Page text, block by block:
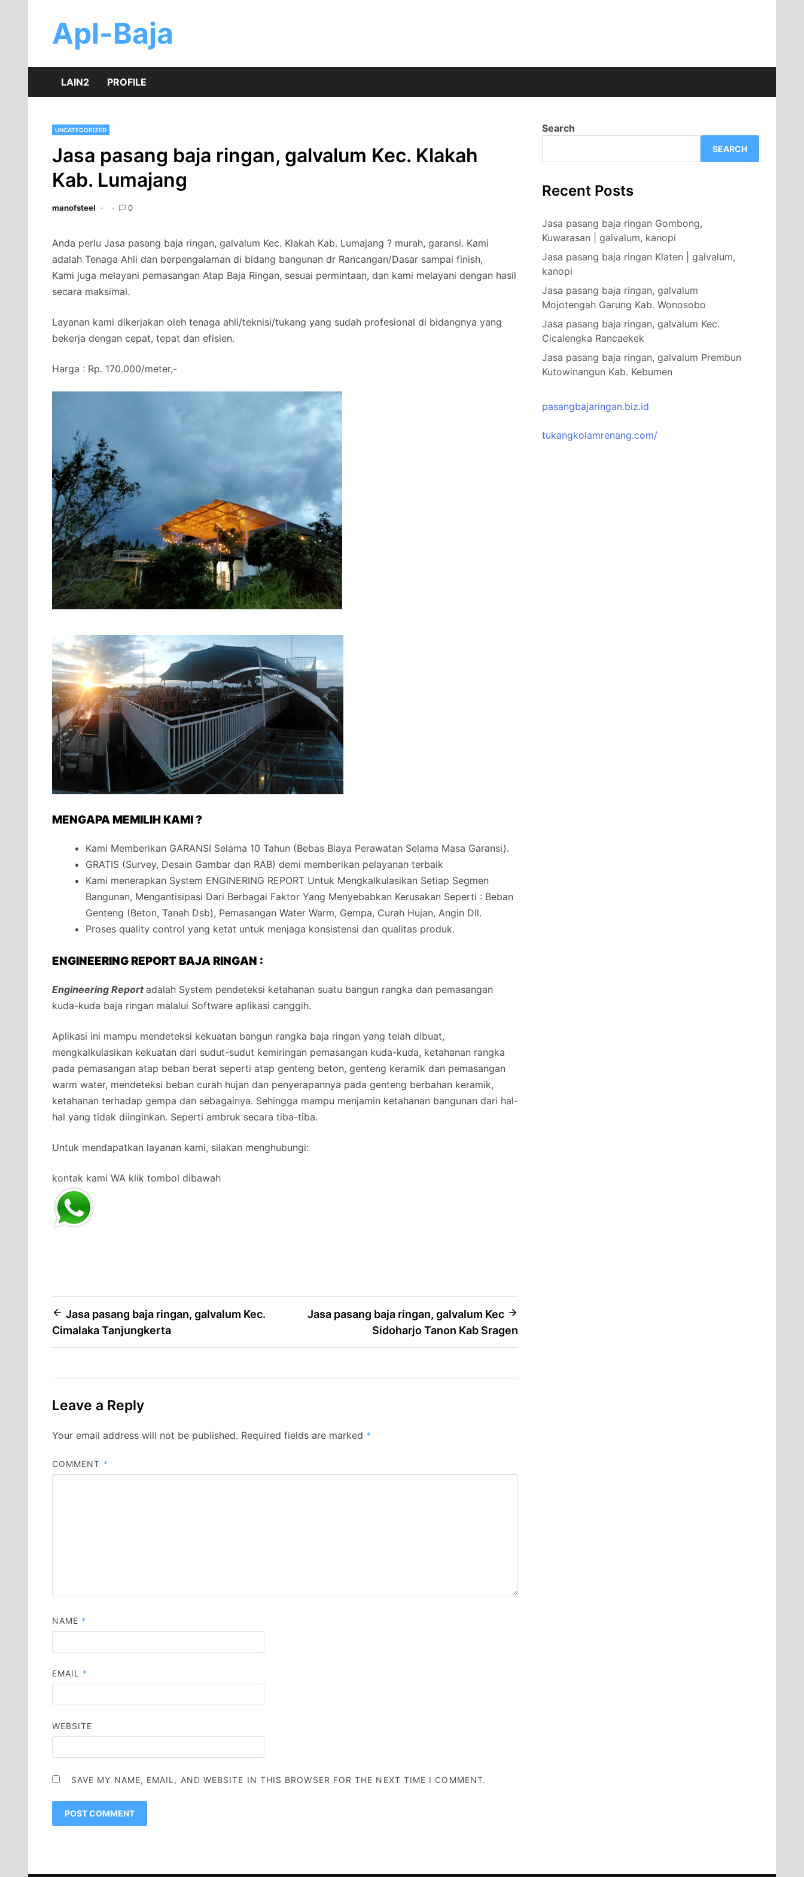
contentApl-Baja
LAIN2 PROFILE
UNCATEGORIZED
Jasa pasang baja ringan, galvalum Kec. Klakah
Kab. Lumajang
manofsteel 0
Anda perlu Jasa pasang baja ringan, galvalum Kec. Klakah Kab. Lumajang ? murah, garansi. Kami
adalah Tenaga Ahli dan berpengalaman di bidang bangunan dr Rancangan/Dasar sampai finish,
Kami juga melayani pemasangan Atap Baja Ringan, sesuai permintaan, dan kami melayani dengan hasil
secara maksimal.
Layanan kami dikerjakan oleh tenaga ahli/teknisi/tukang yang sudah profesional di bidangnya yang
bekerja dengan cepat, tepat dan efisien.
Harga : Rp. 170.000/meter,-
MENGAPA MEMILIH KAMI ?
Kami Memberikan GARANSI Selama 10 Tahun (Bebas Biaya Perawatan Selama Masa Garansi).
GRATIS (Survey, Desain Gambar dan RAB) demi memberikan pelayanan terbaik
Kami menerapkan System ENGINERING REPORT Untuk Mengkalkulasikan Setiap Segmen
Bangunan, Mengantisipasi Dari Berbagai Faktor Yang Menyebabkan Kerusakan Seperti : Beban
Genteng (Beton, Tanah Dsb), Pemasangan Water Warm, Gempa, Curah Hujan, Angin Dll.
Proses quality control yang ketat untuk menjaga konsistensi dan qualitas produk.
ENGINEERING REPORT BAJA RINGAN :
Engineering Reportadalah System pendeteksi ketahanan suatu bangun rangka dan pemasangan
kuda-kuda baja ringan malalui Software aplikasi canggih.
Aplikasi ini mampu mendeteksi kekuatan bangun rangka baja ringan yang telah dibuat,
mengkalkulasikan kekuatan dari sudut-sudut kemiringan pemasangan kuda-kuda, ketahanan rangka
pada pemasangan atap beban berat seperti atap genteng beton, genteng keramik dan pemasangan
warm water, mendeteksi beban curah hujan dan penyerapannya pada genteng berbahan keramik,
ketahanan terhadap gempa dan sebagainya. Sehingga mampu menjamin ketahanan bangunan dari hal-
hal yang tidak diinginkan. Seperti ambruk secara tiba-tiba.
Untuk mendapatkan layanan kami, silakan menghubungi:
kontak kami WA klik tombol dibawah
Post
navigation
Jasa pasang baja ringan, galvalum Kec.
Cimalaka Tanjungkerta
Jasa pasang baja ringan, galvalum Kec
Sidoharjo Tanon Kab Sragen
Leave a Reply
Your email address will not be published. Required fields are marked *
COMMENT *
NAME *
EMAIL *
WEBSITE
SAVE MY NAME, EMAIL, AND WEBSITE IN THIS BROWSER FOR THE NEXT TIME I COMMENT.
Search
SEARCH
Recent Posts
Jasa pasang baja ringan Gombong,
Kuwarasan | galvalum, kanopi
Jasa pasang baja ringan Klaten | galvalum,
kanopi
Jasa pasang baja ringan, galvalum
Mojotengah Garung Kab. Wonosobo
Jasa pasang baja ringan, galvalum Kec.
Cicalengka Rancaekek
Jasa pasang baja ringan, galvalum Prembun
Kutowinangun Kab. Kebumen
pasangbajaringan.biz.id
tukangkolamrenang.com/